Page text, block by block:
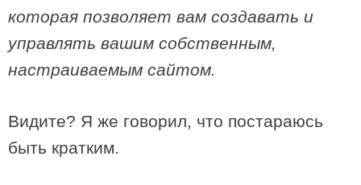
которая позволяет вам создавать и
управлять вашим собственным,
настраиваемым сайтом.
Видите? Я же говорил, что постараюсь
быть кратким.